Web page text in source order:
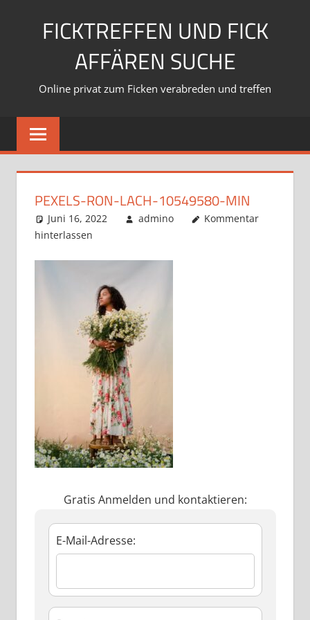
FICKTREFFEN UND FICK
AFFÄREN SUCHE
Online privat zum Ficken verabreden und treffen
PEXELS-RON-LACH-10549580-MIN
Juni 16, 2022 admino
Kommentar
hinterlassen
Gratis Anmelden und kontaktieren:
E-Mail-Adresse: